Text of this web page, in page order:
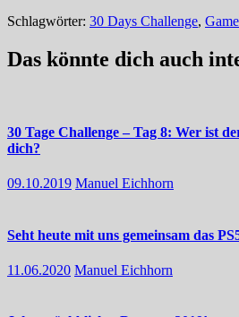
Schlagwörter: 30 Days Challenge,
Das könnte dich auch
30 Tage Challenge – Tag 8: Wer ist
dich?
09.10.2019 Manuel Eichhorn
Seht heute mit uns gemeinsam das
11.06.2020 Manuel Eichhorn